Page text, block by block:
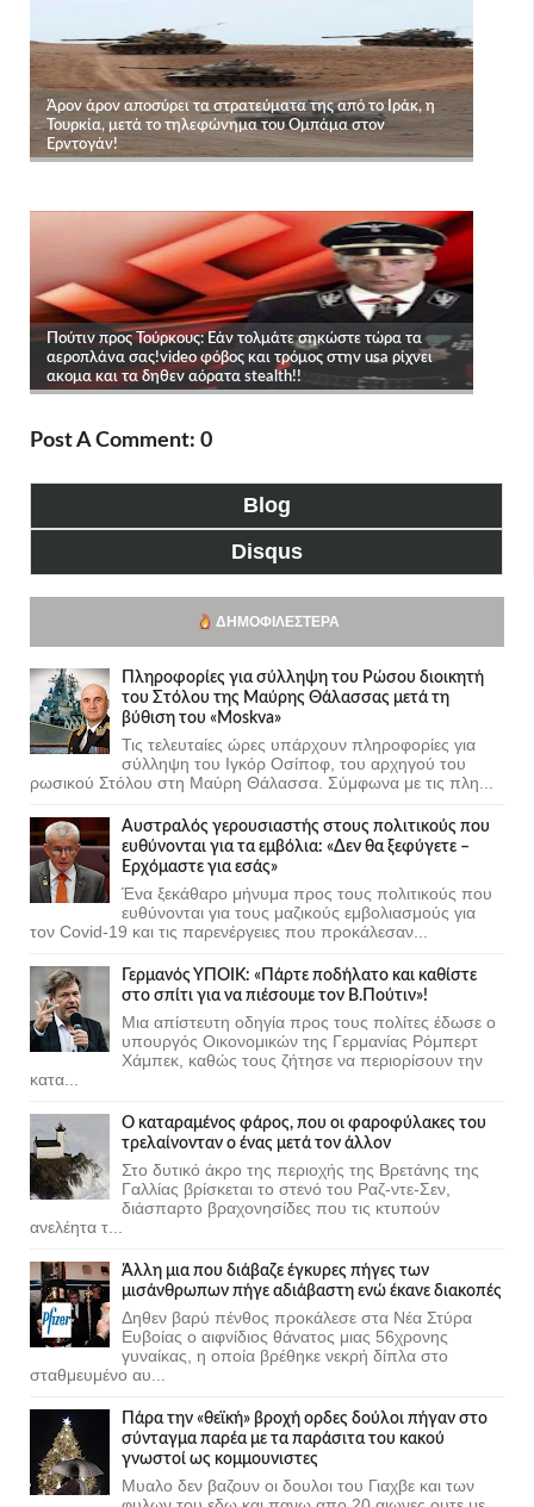
Post A Comment: 0
Blog
Disqus
ΔΗΜΟΦΙΛΈΣΤΕΡΑ
Πληροφορίες για σύλληψη του Ρώσου διοικητή
του Στόλου της Mαύρης Θάλασσας μετά τη
βύθιση του «Moskva»
Τις τελευταίες ώρες υπάρχουν πληροφορίες για
σύλληψη του Ιγκόρ Οσίποφ, του αρχηγού του
ρωσικού Στόλου στη Μαύρη Θάλασσα. Σύμφωνα με τις πλη...
Αυστραλός γερουσιαστής στους πολιτικούς που
ευθύνονται για τα εμβόλια: «Δεν θα ξεφύγετε –
Ερχόμαστε για εσάς»
Ένα ξεκάθαρο μήνυμα προς τους πολιτικούς που
ευθύνονται για τους μαζικούς εμβολιασμούς για
τον Covid-19 και τις παρενέργειες που προκάλεσαν...
Γερμανός ΥΠΟΙΚ: «Πάρτε ποδήλατο και καθίστε
στο σπίτι για να πιέσουμε τον Β.Πούτιν»!
Μια απίστευτη οδηγία προς τους πολίτες έδωσε ο
υπουργός Οικονομικών της Γερμανίας Ρόμπερτ
Χάμπεκ, καθώς τους ζήτησε να περιορίσουν την
κατα...
Ο καταραμένος φάρος, που οι φαροφύλακες του
τρελαίνονταν ο ένας μετά τον άλλον
Στο δυτικό άκρο της περιοχής της Βρετάνης της
Γαλλίας βρίσκεται το στενό του Ραζ-ντε-Σεν,
διάσπαρτο βραχονησίδες που τις κτυπούν
ανελέητα τ...
Άλλη μια που διάβαζε έγκυρες πήγες των
μισάνθρωπων πήγε αδιάβαστη ενώ έκανε διακοπές
Δηθεν βαρύ πένθος προκάλεσε στα Νέα Στύρα
Ευβοίας ο αιφνίδιος θάνατος μιας 56χρονης
γυναίκας, η οποία βρέθηκε νεκρή δίπλα στο
σταθμευμένο αυ...
Πάρα την «θεϊκή» βροχή ορδες δούλοι πήγαν στο
σύνταγμα παρέα με τα παράσιτα του κακού
γνωστοί ως κομμουνιστες
Μυαλο δεν βαζουν οι δουλοι του Γιαχβε και των